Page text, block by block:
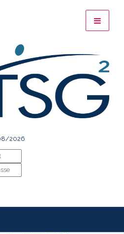
2026